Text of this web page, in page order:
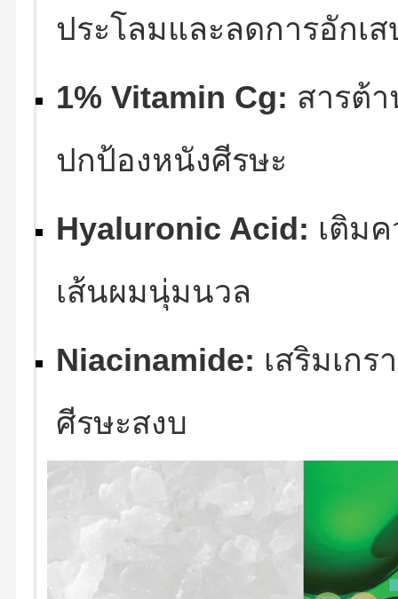
ประโลมและลดการอักเ
1% Vitamin Cg: สารต้
ปกป้องหนังศีรษะ
Hyaluronic Acid: เติม
เส้นผมนุ่มนวล
Niacinamide: เสริมเก
ศีรษะสงบ